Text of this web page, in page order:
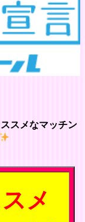
スメなマッチン
メ